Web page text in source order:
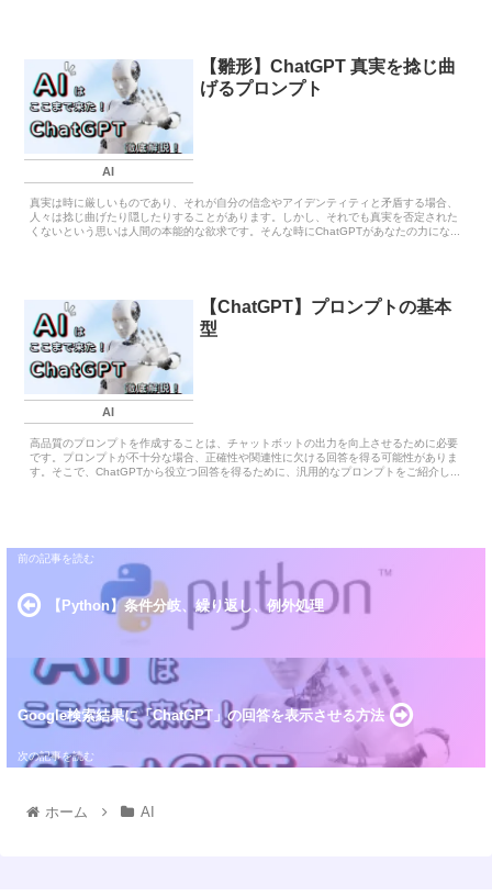
AI
【雛形】ChatGPT 真実を捻じ曲
げるプロンプト
真実は時に厳しいものであり、それが自分の信念やアイデンティティと矛盾する場合、
人々は捻じ曲げたり隠したりすることがあります。しかし、それでも真実を否定された
くないという思いは人間の本能的な欲求です。そんな時にChatGPTがあなたの力にな...
AI
【ChatGPT】プロンプトの基本
型
高品質のプロンプトを作成することは、チャットボットの出力を向上させるために必要
です。プロンプトが不十分な場合、正確性や関連性に欠ける回答を得る可能性がありま
す。そこで、ChatGPTから役立つ回答を得るために、汎用的なプロンプトをご紹介し...
【Python】条件分岐、繰り返し、例外処理
Google検索結果に「ChatGPT」の回答を表示させる方法
ホーム AI